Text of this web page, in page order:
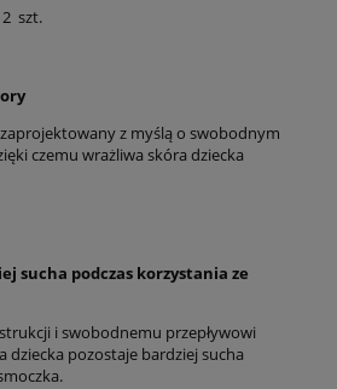
szt.
z myślą o swobodnym
czemu wrażliwa skóra dziecka
sucha podczas korzystania ze
i swobodnemu przepływowi
dziecka pozostaje bardziej sucha